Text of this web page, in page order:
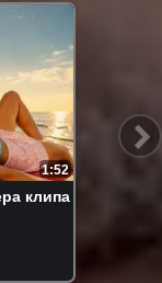
1:52
клипа